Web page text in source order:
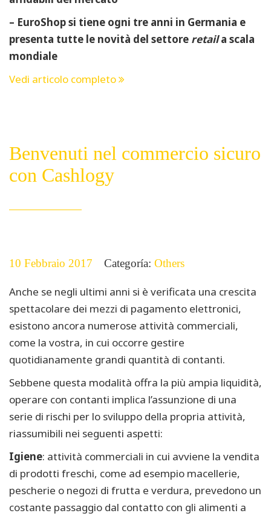
– EuroShop si tiene ogni tre anni in Germania e
presenta tutte le novità del settore retaila scala
mondiale
Vedi articolo completo
Benvenuti nel commercio sicuro
con Cashlogy
10 Febbraio 2017 Categoría: Others
Anche se negli ultimi anni si è verificata una crescita
spettacolare dei mezzi di pagamento elettronici,
esistono ancora numerose attività commerciali,
come la vostra, in cui occorre gestire
quotidianamente grandi quantità di contanti.
Sebbene questa modalità offra la più ampia liquidità,
operare con contanti implica l’assunzione di una
serie di rischi per lo sviluppo della propria attività,
riassumibili nei seguenti aspetti:
Igiene: attività commerciali in cui avviene la vendita
di prodotti freschi, come ad esempio macellerie,
pescherie o negozi di frutta e verdura, prevedono un
costante passaggio dal contatto con gli alimenti a